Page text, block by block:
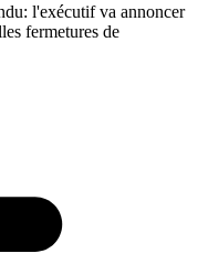
l'exécutif va annoncer
fermetures de